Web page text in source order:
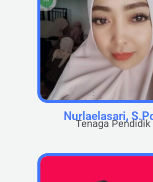
Nurlaelasari,
Tenaga Pendidik